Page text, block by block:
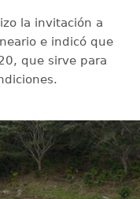
la invitación a
e indicó que
que sirve para